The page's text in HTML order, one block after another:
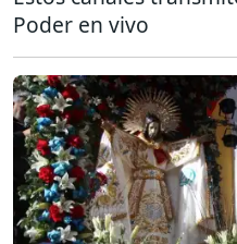
Poder en vivo